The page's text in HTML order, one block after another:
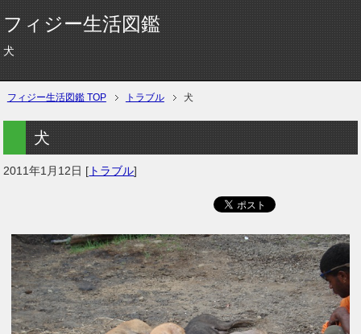
フィジー生活図鑑
犬
フィジー生活図鑑 TOP トラブル 犬
犬
2011年1月12日 [ トラブル]